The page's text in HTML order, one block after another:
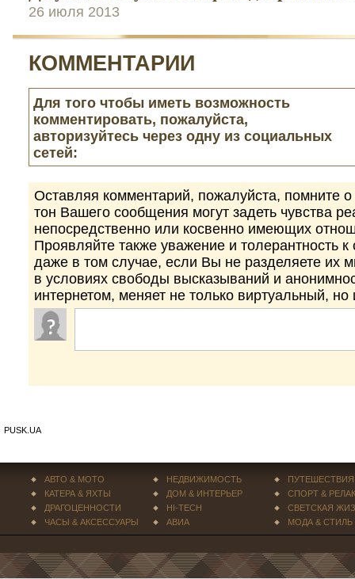
26 июля 2013
КОММЕНТАРИИ
Для того чтобы иметь возможность
комментировать, пожалуйста,
авторизуйтесь через одну из социальных
сетей:
Оставляя комментарий, пожалуйста, помните
тон Вашего сообщения могут задеть чувства
непосредственно или косвенно имеющих
Проявляйте также уважение и толерантность
даже в том случае, если Вы не разделяете их
в условиях свободы высказываний и
интернетом, меняет не только виртуальный,
PUSK.UA
АВТО & МОТО
КАТЕРА & ЯХТЫ
ДРАГОЦЕННОСТИ
ЧАСЫ & АКСЕССУАРЫ
НЕДВИЖИМОСТЬ
ДОМ & ИНТЕРЬЕР
HI-TECH
АВИА
ПУТЕШЕСТВИЯ
СПОРТ &
СВЕТСКАЯ
МОДА & СТИЛЬ